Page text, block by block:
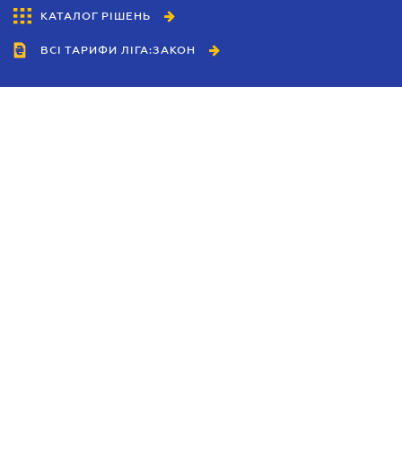
КАТАЛОГ РІШЕНЬ
ВСІ ТАРИФИ ЛІГА:ЗАКОН